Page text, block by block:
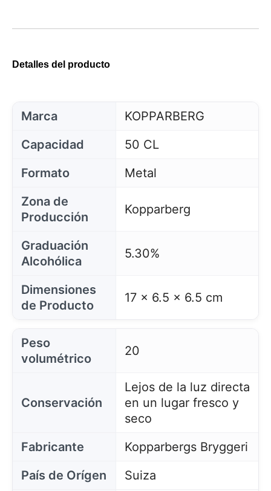
Detalles del producto
Marca
KOPPARBERG
Capacidad
50 CL
Formato
Metal
Zona de
Producción
Kopparberg
Graduación
Alcohólica
5.30%
Dimensiones
de Producto
17 x 6.5 x 6.5 cm
Peso
volumétrico
20
Conservación
Lejos de la luz directa
en un lugar fresco y
seco
Fabricante
Kopparbergs Bryggeri
País de Orígen
Suiza